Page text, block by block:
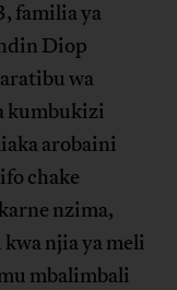
familia ya
Diop
wa
kumbukizi
arobaini
chake
nzima,
njia ya meli
mbalimbali